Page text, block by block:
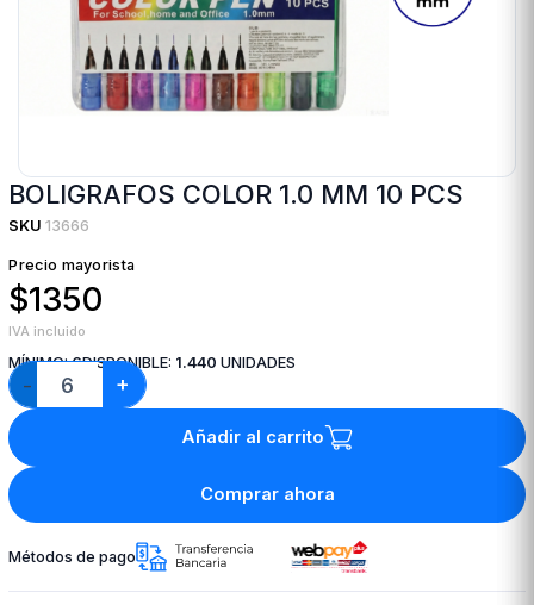
BOLIGRAFOS COLOR 1.0 MM 10 PCS
SKU 13666
Precio mayorista
$1350
IVA incluido
MÍNIMO:6DISPONIBLE: 1.440 UNIDADES
− +
Añadir al carrito
Comprar ahora
Métodos de pago